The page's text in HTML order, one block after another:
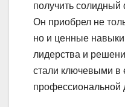
получить
Он приобрел не
но и ценные
лидерства и
стали ключевыми в
профессиональной